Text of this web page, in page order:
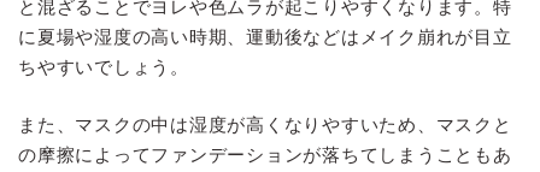
と混ざることでヨレや色ムラが起こりやすくなります。特
に夏場や湿度の高い時期、運動後などはメイク崩れが目立
ちやすいでしょう。
また、マスクの中は湿度が高くなりやすいため、マスクと
の摩擦によってファンデーションが落ちてしまうこともあ